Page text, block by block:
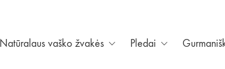
Natūralaus vaško žvakės Pledai